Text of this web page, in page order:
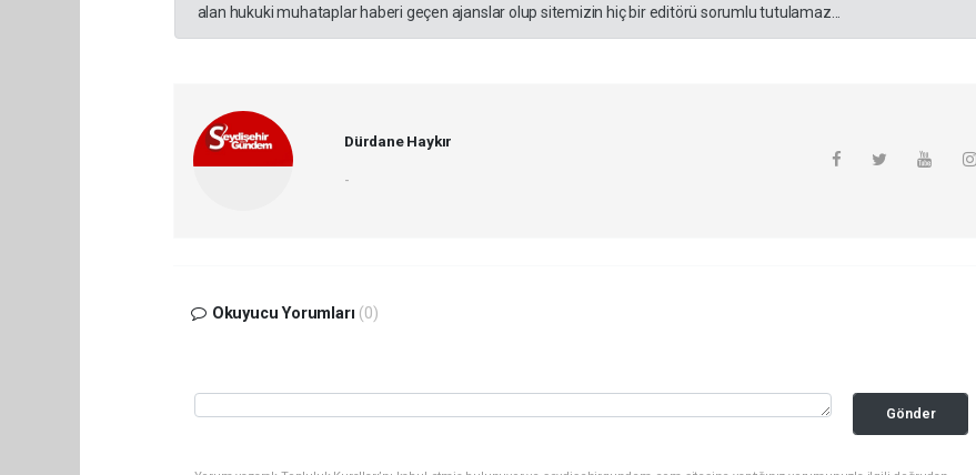
alan hukuki muhataplar haberi geçen ajanslar olup sitemizin hiç bir editörü sorumlu tutulamaz...
Dürdane Haykır
-
Okuyucu Yorumları (0)
Gönder